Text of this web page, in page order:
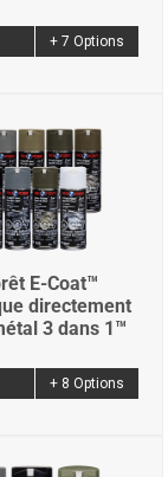
+ 7 Options
E-Coat™
directement
3 dans 1™
+ 8 Options